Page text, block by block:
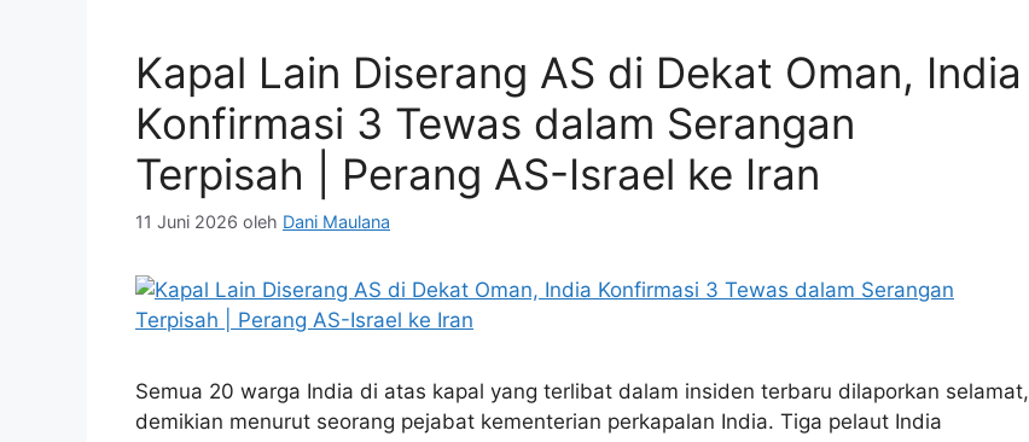
Kapal Lain Diserang AS di Dekat Oman, India
Konfirmasi 3 Tewas dalam Serangan
Terpisah | Perang AS-Israel ke Iran
11 Juni 2026 oleh Dani Maulana
Semua 20 warga India di atas kapal yang terlibat dalam insiden terbaru dilaporkan selamat,
demikian menurut seorang pejabat kementerian perkapalan India. Tiga pelaut India